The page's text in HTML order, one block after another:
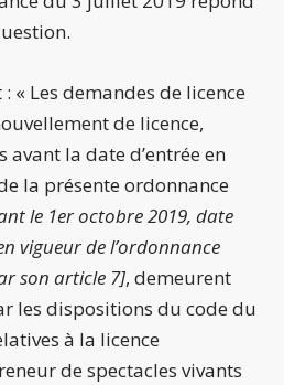
« Les demandes de licence
de licence,
avant la date d’entrée en
la présente ordonnance
le 1er octobre 2019, date
vigueur de l’ordonnance
son article 7], demeurent
les dispositions du code du
à la licence
de spectacles vivants